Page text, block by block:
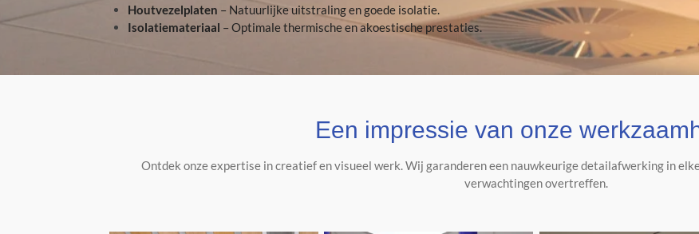
Houtvezelplaten – Natuurlijke uitstraling en goede isolatie.
Isolatiemateriaal – Optimale thermische en akoestische prestaties.
Een impressie van onze
Ontdek onze expertise in creatief en visueel werk. Wij garanderen een nauwkeurige detailafwerking in
verwachtingen overtreffen.